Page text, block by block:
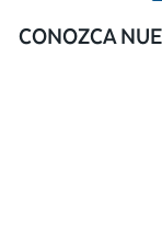
CONOZCA